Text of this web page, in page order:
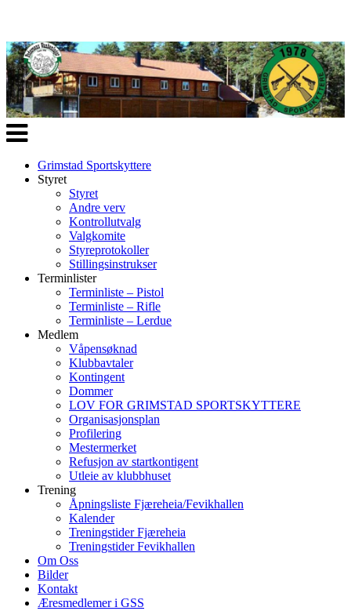
Veksle
navigasjon
Grimstad Sportskyttere
Styret
Styret
Andre verv
Kontrollutvalg
Valgkomite
Styreprotokoller
Stillingsinstrukser
Terminlister
Terminliste – Pistol
Terminliste – Rifle
Terminliste – Lerdue
Medlem
Våpensøknad
Klubbavtaler
Kontingent
Dommer
LOV FOR GRIMSTAD SPORTSKYTTERE
Organisasjonsplan
Profilering
Mestermerket
Refusjon av startkontigent
Utleie av klubbhuset
Trening
Åpningsliste Fjæreheia/Fevikhallen
Kalender
Treningstider Fjæreheia
Treningstider Fevikhallen
Om Oss
Bilder
Kontakt
Æresmedlemer i GSS